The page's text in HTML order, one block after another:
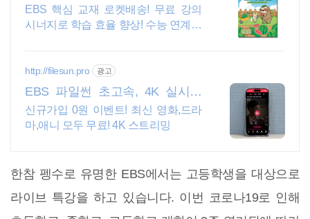
송
EBS 핵심 교재 로켓배송! 무료 강의
시너지로 학습 효율 향상! 수능 연계작
http://filesun.pro 광고
EBS 파일썬 초고속, 4K 실시간
보기!
신규가입 0원 이벤트! 최신 영화,드라
마,애니 모두 무료! 4K 스트리밍
한참 펭수로 유명한 EBS에서는 고등학생을 대상으로
라이브 특강을 하고 있습니다. 이번 코로나19로 인해
무료폰트